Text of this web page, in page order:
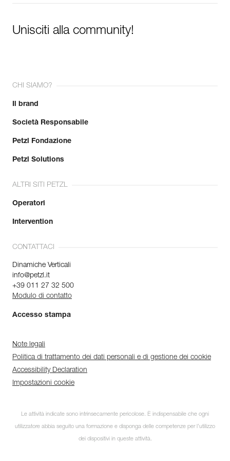
Unisciti alla community!
CHI SIAMO?
Il brand
Società Responsabile
Petzl Fondazione
Petzl Solutions
ALTRI SITI PETZL
Operatori
Intervention
CONTATTACI
Dinamiche Verticali
info@petzl.it
+39 011 27 32 500
Modulo di contatto
Accesso stampa
Note legali
Politica di trattamento dei dati personali e di gestione dei cookie
Accessibility Declaration
Impostazioni cookie
Le attività indicate sono intrinsecamente pericolose. È indispensabile che ogni
utilizzatore abbia seguito una formazione e disponga delle competenze per l’utilizzo
dei dispositivi in queste attività.